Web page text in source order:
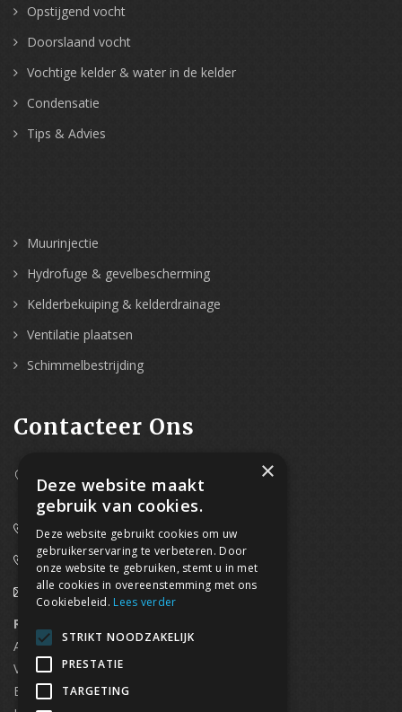
Opstijgend vocht
Doorslaand vocht
Vochtige kelder & water in de kelder
Condensatie
Tips & Advies
Muurinjectie
Hydrofuge & gevelbescherming
Kelderbekuiping & kelderdrainage
Ventilatie plaatsen
Schimmelbestrijding
Contacteer Ons
Westpoort 37B,
2070 Zwijndrecht
0800/61 667 (24/7 bereikbaar)
03/369.60.29
info@waterdicht-vochtbestrijding.be
Regionaal contact
Antwerpen
03/369.60.29
Vlaams Brabant & Brussel
Brugge
×
Deze website maakt
gebruik van cookies.
Deze website gebruikt cookies om uw
gebruikerservaring te verbeteren. Door
onze website te gebruiken, stemt u in met
alle cookies in overeenstemming met ons
Cookiebeleid. Lees verder
STRIKT NOODZAKELIJK
PRESTATIE
TARGETING